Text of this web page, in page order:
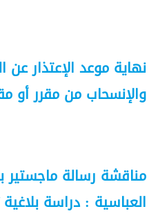
نهاية موعد الإعتذار
والإنسحاب من مقرر أو
مناقشة رسالة ماجستير
العباسية : دراسة بلاغية